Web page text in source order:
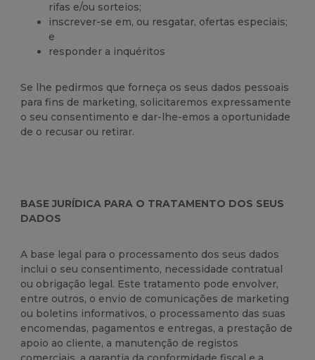
rifas e/ou sorteios;
inscrever-se em, ou resgatar, ofertas especiais;
e
responder a inquéritos
Se lhe pedirmos que forneça os seus dados pessoais
para fins de marketing, solicitaremos expressamente
o seu consentimento e dar-lhe-emos a oportunidade
de o recusar ou retirar.
BASE JURÍDICA PARA O TRATAMENTO DOS SEUS
DADOS
A base legal para o processamento dos seus dados
inclui o seu consentimento, necessidade contratual
ou obrigação legal. Este tratamento pode envolver,
entre outros, o envio de comunicações de marketing
ou boletins informativos, o processamento das suas
encomendas, pagamentos e entregas, a prestação de
apoio ao cliente, a manutenção de registos